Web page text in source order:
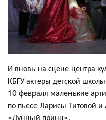
И вновь на сцене центра
КБГУ актеры детской
10 февраля маленькие
по пьесе Ларисы Титовой и
«Лунный принц».